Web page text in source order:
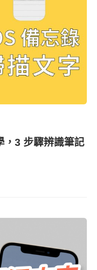
，3 步驟辨識筆記